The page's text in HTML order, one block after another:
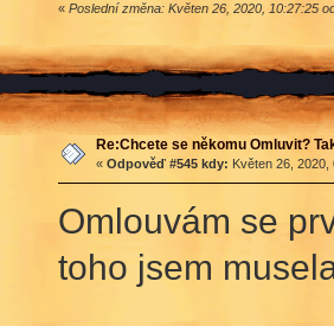
« Poslední změna: Květen 26, 2020, 10:27:25
Re:Chcete se někomu Omluvit?
« Odpověď #545 kdy: Květen 26, 2020,
Omlouvám se
toho jsem